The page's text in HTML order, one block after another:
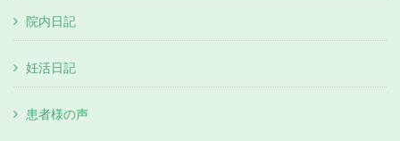
院内日記
妊活日記
患者様の声